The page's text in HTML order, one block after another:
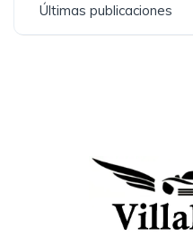
Últimas publicaciones